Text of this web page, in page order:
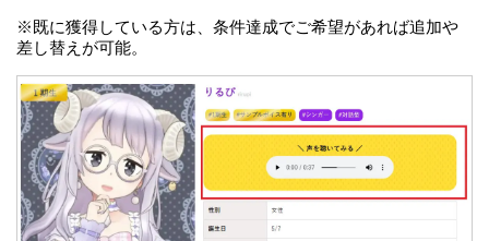
※既に獲得している方は、条件達成でご希望があれば追加や
差し替えが可能。